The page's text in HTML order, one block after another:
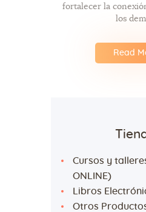
fortalecer la
los
Read
Cursos y
ONLINE)
Libros
Otros